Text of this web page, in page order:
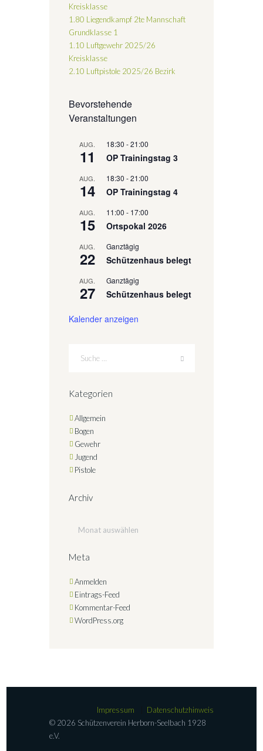
Kreisklasse
1.80 Liegendkampf 2te Mannschaft
Grundklasse 1
1.10 Luftgewehr 2025/26
Kreisklasse
2.10 Luftpistole 2025/26 Bezirk
Bevorstehende
Veranstaltungen
AUG.
11
18:30 -21:00
OP Trainingstag 3
AUG.
14
18:30 -21:00
OP Trainingstag 4
AUG.
15
11:00 - 17:00
Ortspokal 2026
AUG.
22
Ganztägig
Schützenhaus belegt
AUG.
27
Ganztägig
Schützenhaus belegt
Kalender anzeigen
Kategorien
Allgemein
Bogen
Gewehr
Jugend
Pistole
Archiv
Meta
Anmelden
Eintrags-Feed
Kommentar-Feed
WordPress.org
Impressum
Datenschutzhinweis
© 2026 Schützenverein Herborn-Seelbach 1928
e.V.